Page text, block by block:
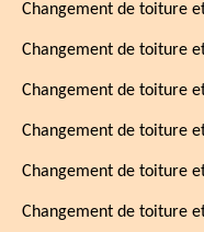
Changement de toiture
Changement de toiture
Changement de toiture
Changement de toiture
Changement de toiture
Changement de toiture